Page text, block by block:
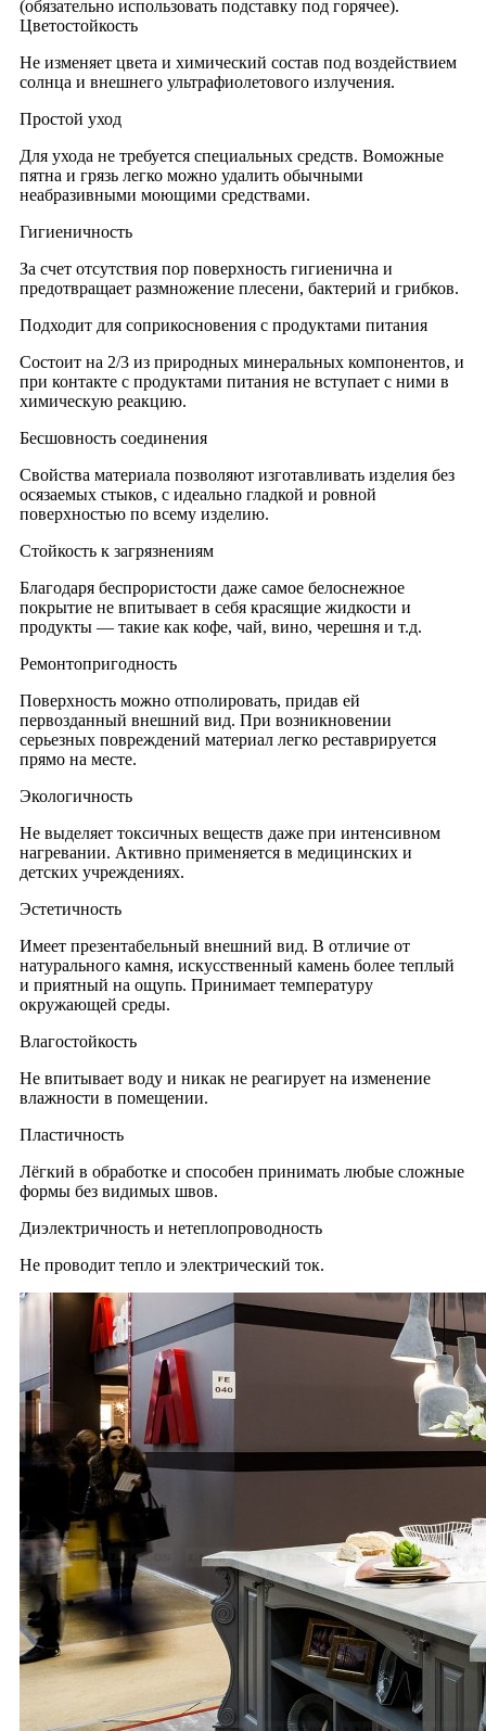
(обязательно использовать подставку под горячее).
Цветостойкость
Не изменяет цвета и химический состав под воздействием
солнца и внешнего ультрафиолетового излучения.
Простой уход
Для ухода не требуется специальных средств. Воможные
пятна и грязь легко можно удалить обычными
неабразивными моющими средствами.
Гигиеничность
За счет отсутствия пор поверхность гигиенична и
предотвращает размножение плесени, бактерий и грибков.
Подходит для соприкосновения с продуктами питания
Состоит на 2/3 из природных минеральных компонентов, и
при контакте с продуктами питания не вступает с ними в
химическую реакцию.
Бесшовность соединения
Свойства материала позволяют изготавливать изделия без
осязаемых стыков, с идеально гладкой и ровной
поверхностью по всему изделию.
Стойкость к загрязнениям
Благодаря беспрористости даже самое белоснежное
покрытие не впитывает в себя красящие жидкости и
продукты — такие как кофе, чай, вино, черешня и т.д.
Ремонтопригодность
Поверхность можно отполировать, придав ей
первозданный внешний вид. При возникновении
серьезных повреждений материал легко реставрируется
прямо на месте.
Экологичность
Не выделяет токсичных веществ даже при интенсивном
нагревании. Активно применяется в медицинских и
детских учреждениях.
Эстетичность
Имеет презентабельный внешний вид. В отличие от
натурального камня, искусственный камень более теплый
и приятный на ощупь. Принимает температуру
окружающей среды.
Влагостойкость
Не впитывает воду и никак не реагирует на изменение
влажности в помещении.
Пластичность
Лёгкий в обработке и способен принимать любые сложные
формы без видимых швов.
Диэлектричность и нетеплопроводность
Не проводит тепло и электрический ток.